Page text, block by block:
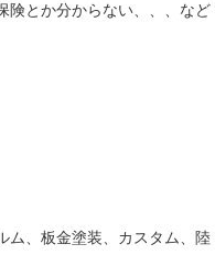
険とか分からない、、、など
ム、板金塗装、カスタム、陸